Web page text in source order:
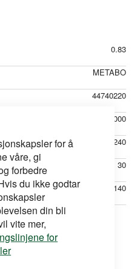
for å
våre, gi
forbedre
du ikke godtar
din bli
vite mer,
for
0.83
METABO
44740220
631039000
240
30
140